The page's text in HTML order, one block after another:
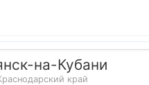
на-Кубани
край